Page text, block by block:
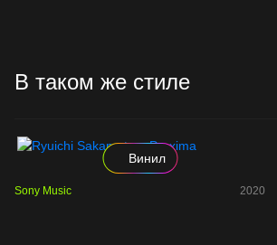
В таком же стиле
Винил
Sony Music 2020